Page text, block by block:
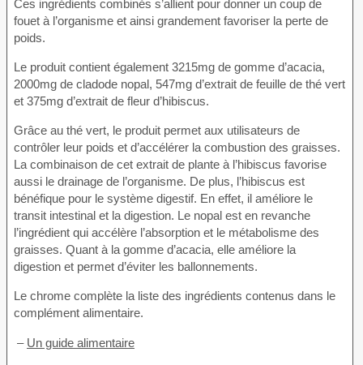
Ces ingrédients combinés s’allient pour donner un coup de
fouet à l’organisme et ainsi grandement favoriser la perte de
poids.
Le produit contient également 3215mg de gomme d’acacia,
2000mg de cladode nopal, 547mg d’extrait de feuille de thé vert
et 375mg d’extrait de fleur d’hibiscus.
Grâce au thé vert, le produit permet aux utilisateurs de
contrôler leur poids et d’accélérer la combustion des graisses.
La combinaison de cet extrait de plante à l’hibiscus favorise
aussi le drainage de l’organisme. De plus, l’hibiscus est
bénéfique pour le système digestif. En effet, il améliore le
transit intestinal et la digestion. Le nopal est en revanche
l’ingrédient qui accélère l’absorption et le métabolisme des
graisses. Quant à la gomme d’acacia, elle améliore la
digestion et permet d’éviter les ballonnements.
Le chrome complète la liste des ingrédients contenus dans le
complément alimentaire.
– Un guide alimentaire